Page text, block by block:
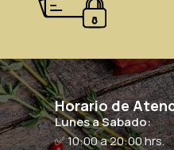
Horario de
Lunes a Sabado:
✅ 10:00 a 20:00 hrs.